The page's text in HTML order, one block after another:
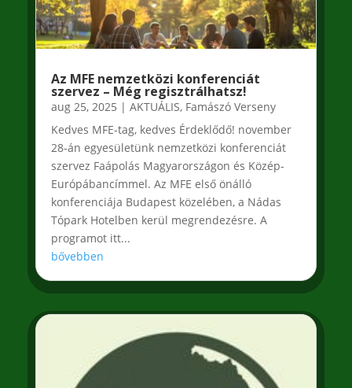
Az MFE nemzetközi konferenciát
szervez – Még regisztrálhatsz!
aug 25, 2025 | AKTUÁLIS, Famászó Verseny
Kedves MFE-tag, kedves Érdeklődő! november
28-án egyesületünk nemzetközi konferenciát
szervez Faápolás Magyarországon és Közép-
Európábancímmel. Az MFE első önálló
konferenciája Budapest közelében, a Nádas
Tópark Hotelben kerül megrendezésre. A
programot itt...
bővebben